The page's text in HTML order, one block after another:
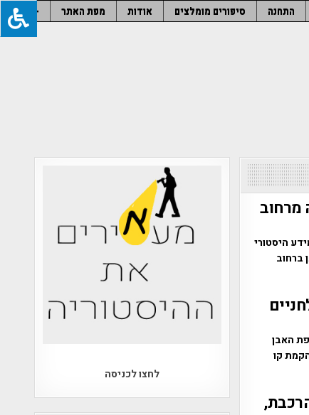
התחנה סיפורים מומלצים אודות מפת האתר –
מרחוב
היסטורי
ברחוב
האבן
קו
2012" מנהרת הרכבת,
לחצו לכניסה